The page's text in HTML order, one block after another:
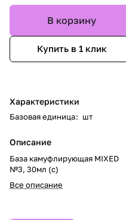
В корзину
Купить в 1 клик
Характеристики
Базовая единица: шт
Описание
База камуфлирующая MIXED
№3, 30мл (с)
Все описание